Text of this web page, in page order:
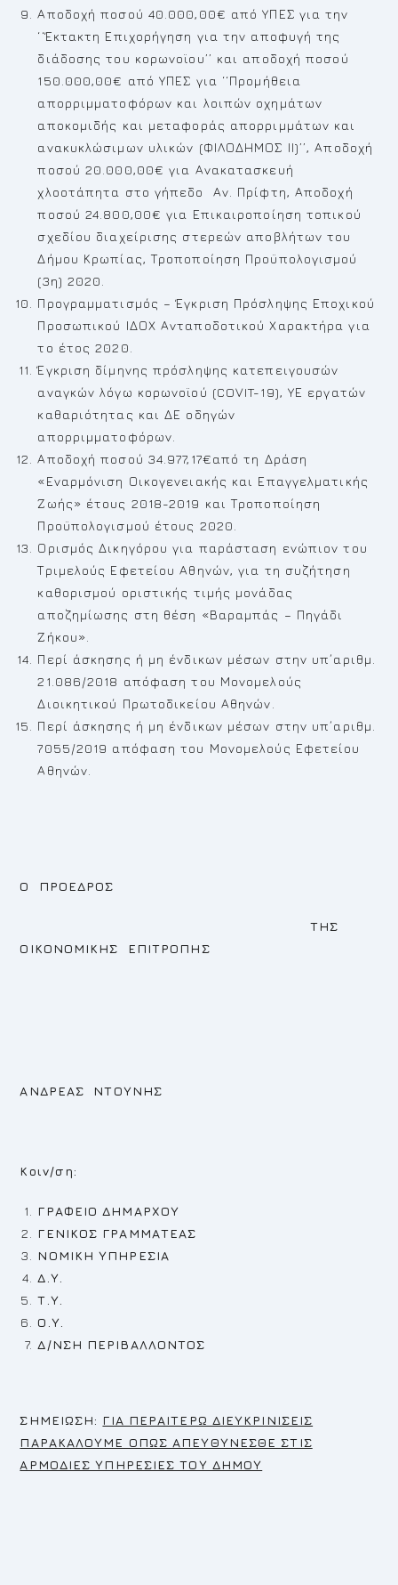
Αποδοχή ποσού 40.000,00€ από ΥΠΕΣ για την
‘‘Έκτακτη Επιχορήγηση για την αποφυγή της
διάδοσης του κορωνοϊου’’ και αποδοχή ποσού
150.000,00€ από ΥΠΕΣ για ‘‘Προμήθεια
απορριμματοφόρων και λοιπών οχημάτων
αποκομιδής και μεταφοράς απορριμμάτων και
ανακυκλώσιμων υλικών (ΦΙΛΟΔΗΜΟΣ ΙΙ)’’, Αποδοχή
ποσού 20.000,00€ για Ανακατασκευή
χλοοτάπητα στο γήπεδο Αν. Πρίφτη, Αποδοχή
ποσού 24.800,00€ για Επικαιροποίηση τοπικού
σχεδίου διαχείρισης στερεών αποβλήτων του
Δήμου Κρωπίας, Τροποποίηση Προϋπολογισμού
(3η) 2020.
Προγραμματισμός – Έγκριση Πρόσληψης Εποχικού
Προσωπικού ΙΔΟΧ Ανταποδοτικού Χαρακτήρα για
το έτος 2020.
Έγκριση δίμηνης πρόσληψης κατεπειγουσών
αναγκών λόγω κορωνοϊού (COVIT-19), ΥΕ εργατών
καθαριότητας και ΔΕ οδηγών
απορριμματοφόρων.
Αποδοχή ποσού 34.977,17€από τη Δράση
«Εναρμόνιση Οικογενειακής και Επαγγελματικής
Ζωής» έτους 2018-2019 και Τροποποίηση
Προϋπολογισμού έτους 2020.
Ορισμός Δικηγόρου για παράσταση ενώπιον του
Τριμελούς Εφετείου Αθηνών, για τη συζήτηση
καθορισμού οριστικής τιμής μονάδας
αποζημίωσης στη θέση «Βαραμπάς – Πηγάδι
Ζήκου».
Περί άσκησης ή μη ένδικων μέσων στην υπ΄αριθμ.
21.086/2018 απόφαση του Μονομελούς
Διοικητικού Πρωτοδικείου Αθηνών.
Περί άσκησης ή μη ένδικων μέσων στην υπ΄αριθμ.
7055/2019 απόφαση του Μονομελούς Εφετείου
Αθηνών.
Ο ΠΡΟΕΔΡΟΣ
ΤΗΣ
ΟΙΚΟΝΟΜΙΚΗΣ ΕΠΙΤΡΟΠΗΣ
ΑΝΔΡΕΑΣ ΝΤΟΥΝΗΣ
Κοιν/ση:
ΓΡΑΦΕΙΟ ΔΗΜΑΡΧΟΥ
ΓΕΝΙΚΟΣ ΓΡΑΜΜΑΤΕΑΣ
ΝΟΜΙΚΗ ΥΠΗΡΕΣΙΑ
Δ.Υ.
Τ.Υ.
Ο.Υ.
Δ/ΝΣΗ ΠΕΡΙΒΑΛΛΟΝΤΟΣ
ΣΗΜΕΙΩΣΗ: ΓΙΑ ΠΕΡΑΙΤΕΡΩ ΔΙΕΥΚΡΙΝΙΣΕΙΣ
ΠΑΡΑΚΑΛΟΥΜΕ ΟΠΩΣ ΑΠΕΥΘΥΝΕΣΘΕ ΣΤΙΣ
ΑΡΜΟΔΙΕΣ ΥΠΗΡΕΣΙΕΣ ΤΟΥ ΔΗΜΟΥ